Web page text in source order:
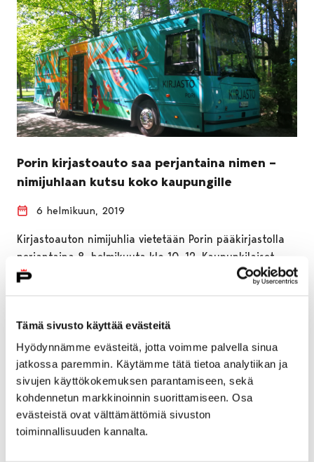
Tämä sivusto käyttää evästeitä
Hyödynnämme evästeitä, jotta voimme palvella sinua
jatkossa paremmin. Käytämme tätä tietoa analytiikan ja
sivujen käyttökokemuksen parantamiseen, sekä
kohdennetun markkinoinnin suorittamiseen. Osa
evästeistä ovat välttämättömiä sivuston
toiminnallisuuden kannalta.
Porin kirjastoauto saa perjantaina nimen –
nimijuhlaan kutsu koko kaupungille
6 helmikuun, 2019
Kirjastoauton nimijuhlia vietetään Porin pääkirjastolla
perjantaina 8. helmikuuta klo 10–12. Kaupunkilaiset
ovat tervetulleita juhlistamaan kirjastoauton nimen